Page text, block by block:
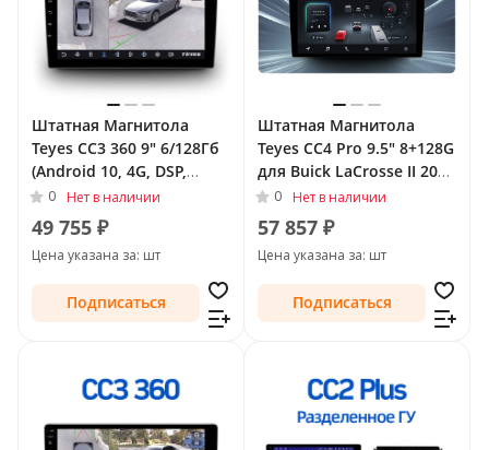
Штатная Магнитола
Teyes CC3 360 9" 6/128Гб
(Android 10, 4G, DSP,
QLed) - круговой обзор
для Buick Regal V 2009 -
2013
0 Нет в наличии
49 755 ₽
Цена указана за: шт
Подписаться
Штатная Магнитола
Teyes CC4 Pro 9.5" 8+128G
для Buick LaCrosse II 2009
- 2013
0 Нет в наличии
57 857 ₽
Цена указана за: шт
Подписаться